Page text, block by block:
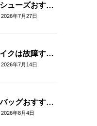
ューズおすす
も快適なライ
2026年7月27日
クは故障す
いトラブルと
2026年7月14日
ッグおすすめ
チ・HYOD・
2026年8月4日